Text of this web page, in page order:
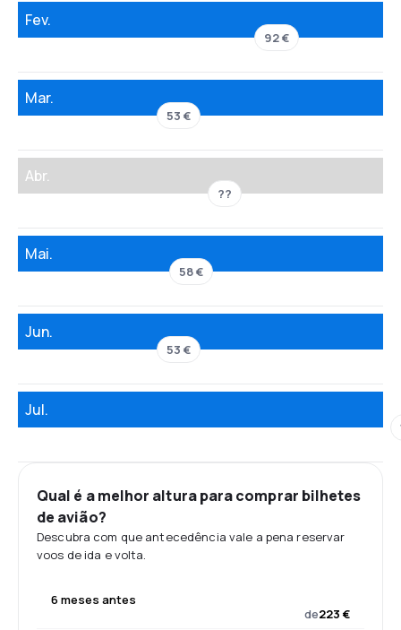
Fev.
92 €
Mar.
53 €
Abr.
??
Mai.
58 €
Jun.
53 €
Jul.
Qual é a melhor altura para comprar bilhetes
de avião?
Descubra com que antecedência vale a pena reservar
voos de ida e volta.
6 meses antes
de223 €